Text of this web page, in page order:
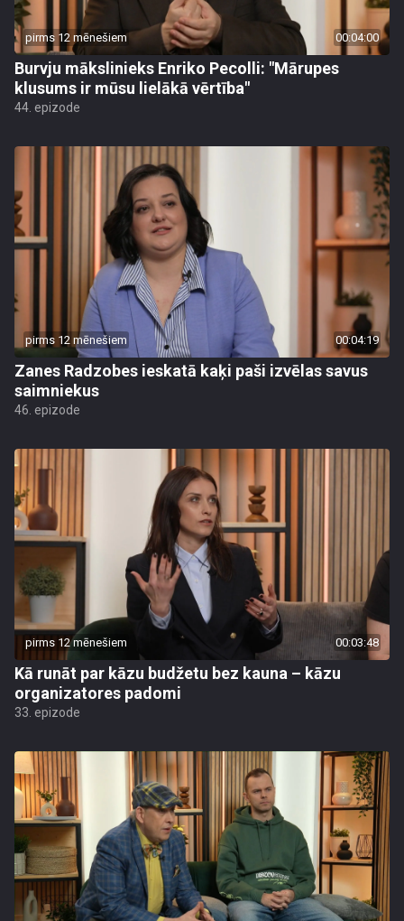
pirms 12 mēnešiem 00:04:00
Burvju mākslinieks Enriko Pecolli: "Mārupes
klusums ir mūsu lielākā vērtība"
44. epizode
pirms 12 mēnešiem 00:04:19
Zanes Radzobes ieskatā kaķi paši izvēlas savus
saimniekus
46. epizode
pirms 12 mēnešiem 00:03:48
Kā runāt par kāzu budžetu bez kauna – kāzu
organizatores padomi
33. epizode